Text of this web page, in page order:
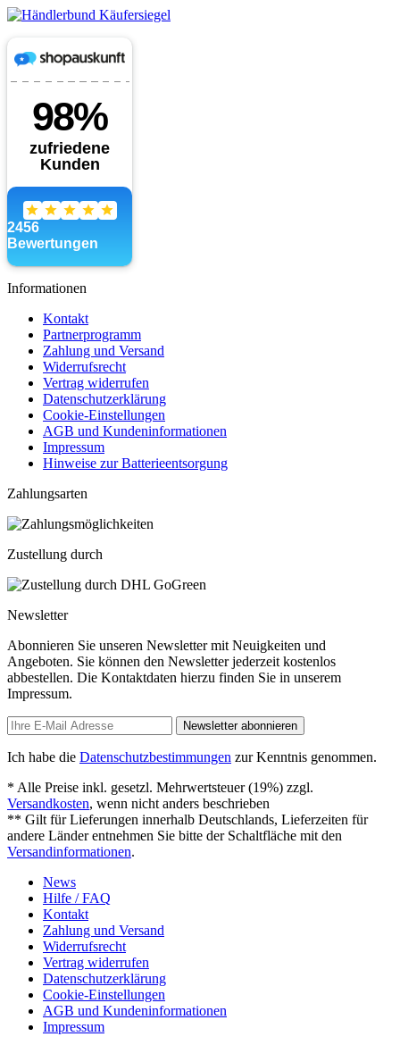
Informationen
Kontakt
Partnerprogramm
Zahlung und Versand
Widerrufsrecht
Vertrag widerrufen
Datenschutzerklärung
Cookie-Einstellungen
AGB und Kundeninformationen
Impressum
Hinweise zur Batterieentsorgung
Zahlungsarten
Zustellung durch
Newsletter
Abonnieren Sie unseren Newsletter mit Neuigkeiten und
Angeboten. Sie können den Newsletter jederzeit kostenlos
abbestellen. Die Kontaktdaten hierzu finden Sie in unserem
Impressum.
Newsletter abonnieren
Ich habe die Datenschutzbestimmungen zur Kenntnis genommen.
* Alle Preise inkl. gesetzl. Mehrwertsteuer (19%) zzgl.
Versandkosten, wenn nicht anders beschrieben
** Gilt für Lieferungen innerhalb Deutschlands, Lieferzeiten für
andere Länder entnehmen Sie bitte der Schaltfläche mit den
Versandinformationen.
News
Hilfe / FAQ
Kontakt
Zahlung und Versand
Widerrufsrecht
Vertrag widerrufen
Datenschutzerklärung
Cookie-Einstellungen
AGB und Kundeninformationen
Impressum